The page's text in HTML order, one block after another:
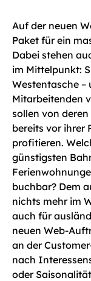
Auf der neuen
Paket für ein
Dabei stehen
im Mittelpunkt:
Westentasche –
Mitarbeitenden
sollen von
bereits vor ihrer
profitieren.
günstigsten
buchbar? Dem
nichts mehr im
auch für
neuen Web-
an der
nach
oder